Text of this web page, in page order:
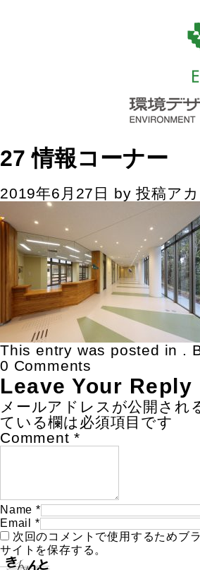
27 情報コーナー
2019年6月27日 by投稿ア
This entry was posted in .
0 Comments
Leave Your Reply
メールアドレスが公開され
ている欄は必須項目です
Comment *
Name *
Email
*
次回のコメントで使用するためブ
サイトを保存する。